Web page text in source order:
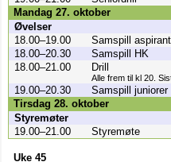
Mandag 27. oktober
Øvelser
18.00–19.00
Samspill
18.00–20.30
Samspill HK
18.00–21.00
Drill
Alle frem til kl 20.
19.00–20.30
Samspill juniorer
Tirsdag 28. oktober
Styremøter
19.00–21.00
Styremøte
Uke 45